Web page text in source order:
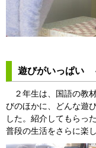
遊びがいっぱい
２年生は、国語の教
びのほかに、どんな遊
した。紹介してもらっ
普段の生活をさらに楽